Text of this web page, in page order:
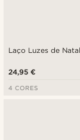
Laço Luzes de
24,95 €
4 CORES